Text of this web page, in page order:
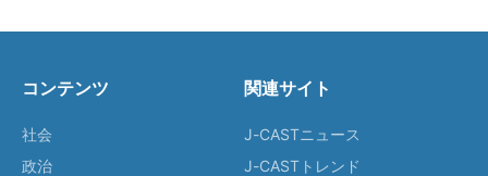
コンテンツ
社会
政治
関連サイト
J-CASTニュース
J-CASTトレンド